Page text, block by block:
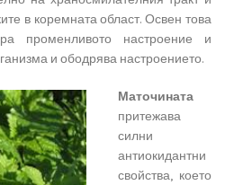
в коремната област. Освен това
променливото настроение и
и ободрява настроението.
Маточината
притежава
силни
антиокидантни
свойства, което